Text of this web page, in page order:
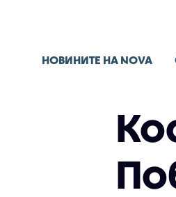
НОВИНИТЕ НА NOVA